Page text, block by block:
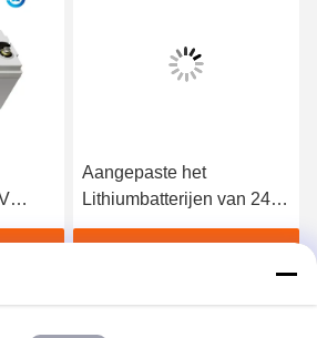
Aangepaste het
Lithiumbatterijen van 24V
300Ah voor Zonnestelsel